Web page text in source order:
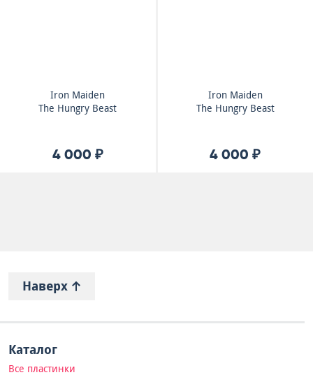
Iron Maiden
The Hungry Beast
4 000 ₽
Iron Maiden
The Hungry Beast
4 000 ₽
Наверх
Каталог
Все пластинки